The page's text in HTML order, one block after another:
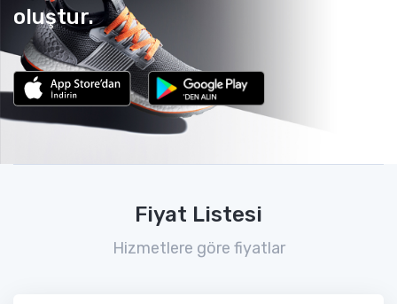
oluştur.
Fiyat Listesi
Hizmetlere göre fiyatlar